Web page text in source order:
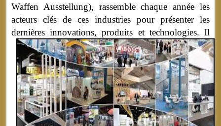
Waffen Ausstellung), rassemble chaque année les
acteurs clés de ces industries pour présenter les
dernières innovations, produits et technologies. Il